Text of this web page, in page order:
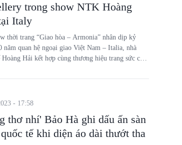
trong show NTK Hoàng
Italy
thời trang “Giao hòa – Armonia” nhân dịp kỷ
năm quan hệ ngoại giao Việt Nam – Italia, nhà
Hải kết hợp cùng thương hiệu trang sức cao
mãn nhãn, thăng hoa của thời trang và trang sức
thế giới.
thơ nhí' Bảo Hà ghi dấu ấn sàn
tế khi diện áo dài thướt tha
- 17:58